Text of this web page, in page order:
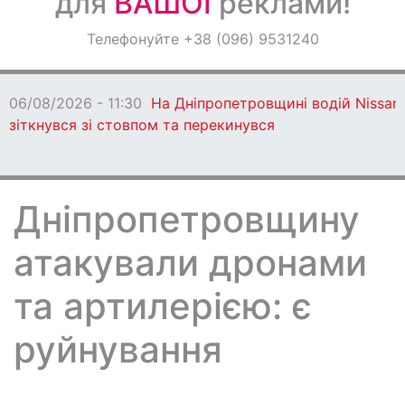
ОголошенняТелефонуйте +38 (096) 9531240
06/08/2026 - 11:30 На Дніпропетровщині водій Nissan
зіткнувся зі стовпом та перекинувся
Дніпропетровщину
атакували дронами
та артилерією: є
руйнування